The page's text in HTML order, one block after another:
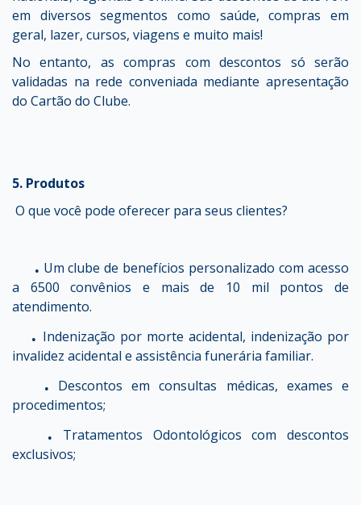
em diversos segmentos como saúde, compras em
geral, lazer, cursos, viagens e muito mais!
No entanto, as compras com descontos só serão
validadas na rede conveniada mediante apresentação
do Cartão do Clube.
5. Produtos
O que você pode oferecer para seus clientes?
. Um clube de benefícios personalizado com acesso
a 6500 convênios e mais de 10 mil pontos de
atendimento.
. Indenização por morte acidental, indenização por
invalidez acidental e assistência funerária familiar.
. Descontos em consultas médicas, exames e
procedimentos;
.
Tratamentos Odontológicos com descontos
exclusivos;